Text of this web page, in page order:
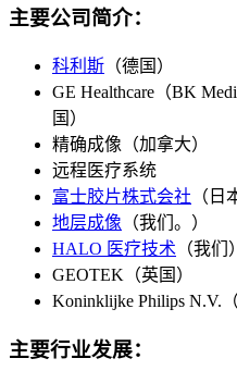
主要公司简介：
科利斯 （德国）
GE Healthcare（BK
国）
精确成像（加拿大）
远程医疗系统
富士胶片株式会社 （日
地层成像 （我们。）
HALO 医疗技术 （我们）
GEOTEK（英国）
Koninklijke Philips N.V.
主要行业发展：